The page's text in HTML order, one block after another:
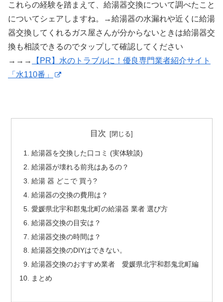
これらの経験を踏まえて、給湯器交換について調べたこと
についてシェアしますね。→給湯器の水漏れや近くに給湯
器交換してくれるガス屋さんが分からないときは給湯器交
換も相談できるのでタップして確認してください
→→→
【PR】水のトラブルに！優良専門業者紹介サイト
「水110番」
目次
給湯器を交換した口コミ (実体験談)
給湯器が壊れる前兆はあるの？
給湯 器 どこで 買う?
給湯器の交換の費用は？
愛媛県北宇和郡鬼北町の給湯器 業者 選び方
給湯器交換の目安は？
給湯器交換の時間は？
給湯器交換のDIYはできない。
給湯器交換のおすすめ業者 愛媛県北宇和郡鬼北町編
まとめ